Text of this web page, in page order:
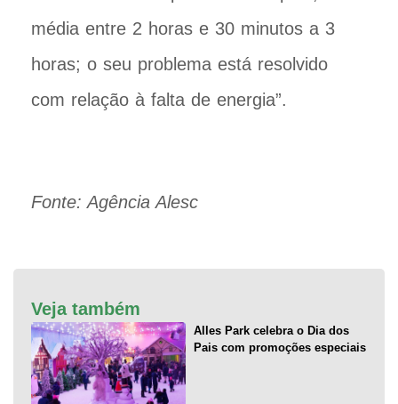
média entre 2 horas e 30 minutos a 3
horas; o seu problema está resolvido
com relação à falta de energia”.
Fonte: Agência Alesc
Veja também
Alles Park celebra o Dia dos
Pais com promoções especiais